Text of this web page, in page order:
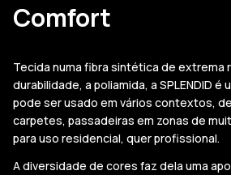
Comfort
Tecida numa fibra sintética de extrema
durabilidade, a poliamida, a SPLENDID
pode ser usado em vários contextos,
carpetes, passadeiras em zonas de
para uso residencial, quer profissional.
A diversidade de cores faz dela uma